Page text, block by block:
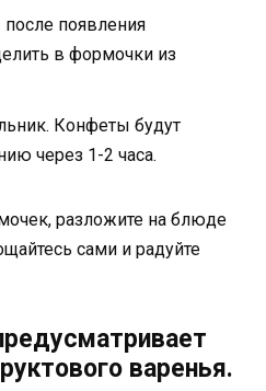
появления
в формочки из
Конфеты будут
через 1-2 часа.
разложите на блюде
сами и радуйте
варенья.